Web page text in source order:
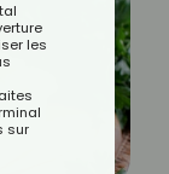
les
sur